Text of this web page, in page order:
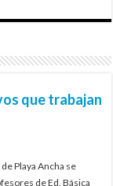
que trabajan
Playa Ancha se
de Ed. Básica